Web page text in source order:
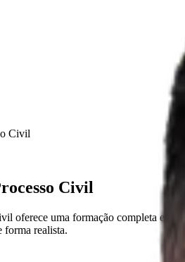
Civil
Civil
oferece uma formação completa e
forma realista.